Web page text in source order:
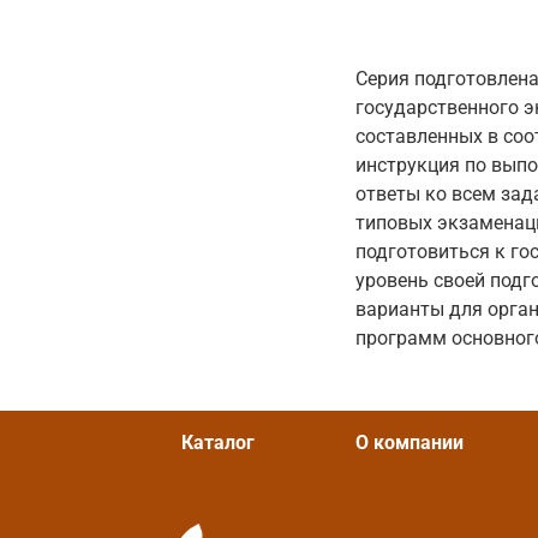
Серия
государственного
составленных в
инструкция по
ответы ко всем
типовых
подготовиться к
уровень своей
варианты для
программ
Каталог О компании